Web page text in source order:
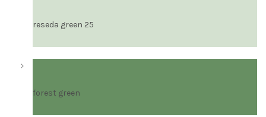
reseda green 25
forest green